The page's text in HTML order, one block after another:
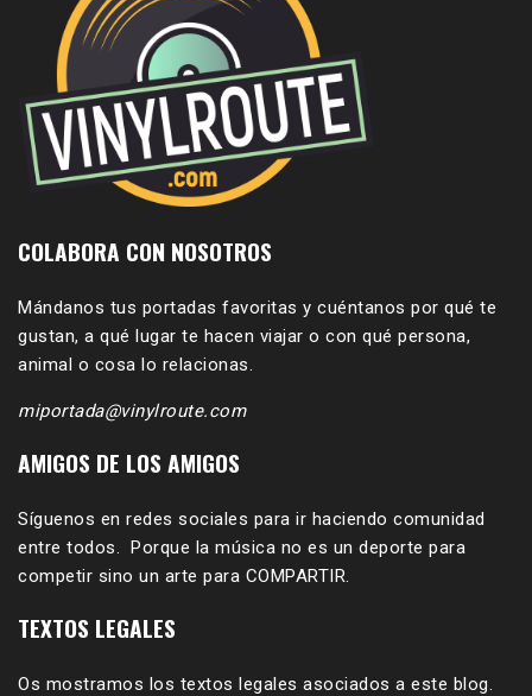
COLABORA CON NOSOTROS
Mándanos tus portadas favoritas y cuéntanos por qué te
gustan, a qué lugar te hacen viajar o con qué persona,
animal o cosa lo relacionas.
miportada@vinylroute.com
AMIGOS DE LOS AMIGOS
Síguenos en redes sociales para ir haciendo comunidad
entre todos. Porque la música no es un deporte para
competir sino un arte para COMPARTIR.
TEXTOS LEGALES
Os mostramos los textos legales asociados a este blog.